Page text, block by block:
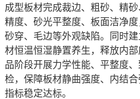
成型板材完成裁边、粗砂、精
精度、砂光平整度、板面洁净
砂穿、毛边等外观缺陷。同时
材恒温恒湿静置养生，释放内
品阶段开展力学性能、平整度
检，保障板材静曲强度、内结
指标稳定达标。